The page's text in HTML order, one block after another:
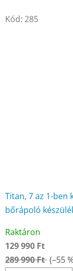
Kód: 285
Titan, 7 az 1-
bőrápoló
termék
átlagos
értékelése
Raktáron
129 990 Ft
289 990 Ft (–55